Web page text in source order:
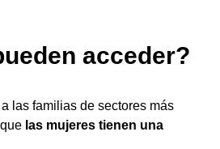
acceder?
las familias de sectores más
las mujeres tienen una